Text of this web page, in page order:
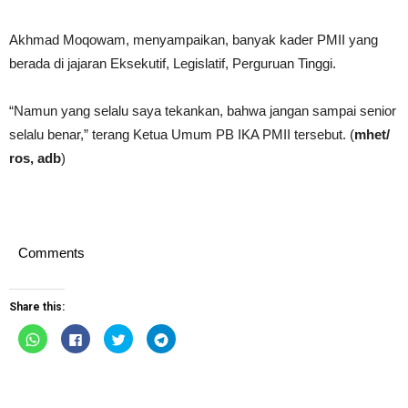
Akhmad Moqowam, menyampaikan, banyak kader PMII yang
berada di jajaran Eksekutif, Legislatif, Perguruan Tinggi.
“Namun yang selalu saya tekankan, bahwa jangan sampai senior
selalu benar,” terang Ketua Umum PB IKA PMII tersebut. (mhet/
ros, adb)
Comments
Share this:
Click
to
share
Click
to
share
Click
to
share
Click
to